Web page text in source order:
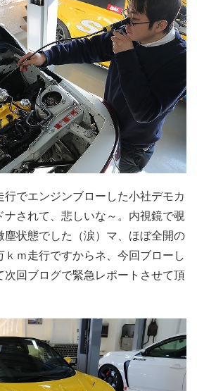
でエンジンブローした小社デモカ
ナされて、悲しいな～。内視鏡で覗
塵状態でした（涙）マ、ほぼ全開の
ｍ走行ですからネ、今回ブローし
次回ブログで緊急レポートさせて頂